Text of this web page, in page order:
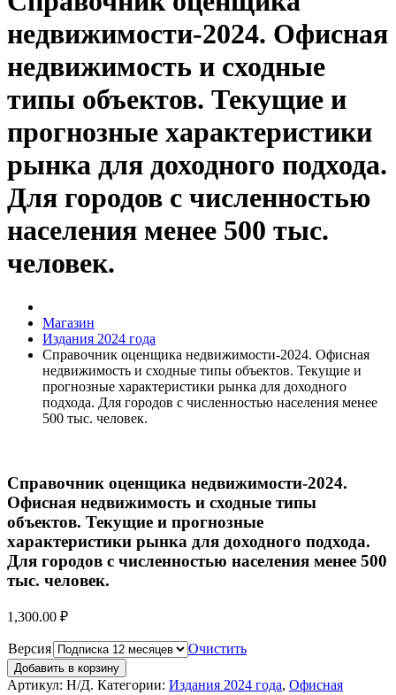
недвижимости-2024. Офисная
недвижимость и сходные
типы объектов. Текущие и
прогнозные характеристики
рынка для доходного подхода.
Для городов с численностью
населения менее 500 тыс.
человек.
Магазин
Издания 2024 года
Справочник оценщика недвижимости-2024. Офисная
недвижимость и сходные типы объектов. Текущие и
прогнозные характеристики рынка для доходного
подхода. Для городов с численностью населения менее
500 тыс. человек.
Справочник оценщика недвижимости-2024.
Офисная недвижимость и сходные типы
объектов. Текущие и прогнозные
характеристики рынка для доходного подхода.
Для городов с численностью населения менее 500
тыс. человек.
1,300.00 ₽
Версия Очистить
Добавить в корзину
Артикул: Н/Д. Категории: Издания 2024 года, Офисная